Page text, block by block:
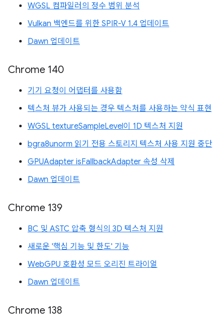
WGSL 컴파일러의 정수 범위 분석
Vulkan 백엔드를 위한 SPIR-V 1.4 업데이트
Dawn 업데이트
Chrome 140
기기 요청이 어댑터를 사용함
텍스처 뷰가 사용되는 경우 텍스처를 사용하는 약식 표현
WGSL textureSampleLevel이 1D 텍스처 지원
bgra8unorm 읽기 전용 스토리지 텍스처 사용 지원 중단
GPUAdapter isFallbackAdapter 속성 삭제
Dawn 업데이트
Chrome 139
BC 및 ASTC 압축 형식의 3D 텍스처 지원
새로운 '핵심 기능 및 한도' 기능
WebGPU 호환성 모드 오리진 트라이얼
Dawn 업데이트
Chrome 138